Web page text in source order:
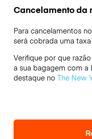
Cancelamento da
Para cancelamentos
será cobrada uma
Verifique por que
a sua bagagem com a
destaque no The New